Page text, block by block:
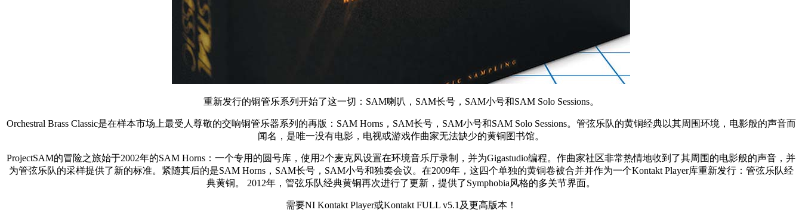
重新发行的铜管乐系列开始了这一切：SAM喇叭，SAM长号，SAM小号和SAM Solo Sessions。
Orchestral Brass Classic是在样本市场上最受人尊敬的交响铜管乐器系列的再版：SAM Horns，SAM长号，SAM小号和SAM Solo Sessions。管弦乐队的黄铜经典以其周围环境，电影般的声音而
闻名，是唯一没有电影，电视或游戏作曲家无法缺少的黄铜图书馆。
ProjectSAM的冒险之旅始于2002年的SAM Horns：一个专用的圆号库，使用2个麦克风设置在环境音乐厅录制，并为Gigastudio编程。作曲家社区非常热情地收到了其周围的电影般的声音，并
为管弦乐队的采样提供了新的标准。紧随其后的是SAM Horns，SAM长号，SAM小号和独奏会议。在2009年，这四个单独的黄铜卷被合并并作为一个Kontakt Player库重新发行：管弦乐队经
典黄铜。 2012年，管弦乐队经典黄铜再次进行了更新，提供了Symphobia风格的多关节界面。
需要NI Kontakt Player或Kontakt FULL v5.1及更高版本！